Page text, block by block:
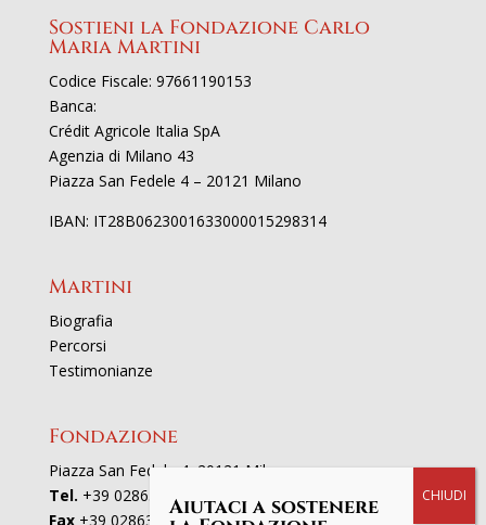
Sostieni la Fondazione Carlo
Maria Martini
Codice Fiscale: 97661190153
Banca:
Crédit Agricole Italia SpA
Agenzia di Milano 43
Piazza San Fedele 4 – 20121 Milano
IBAN: IT28B0623001633000015298314
Martini
Biografia
Percorsi
Testimonianze
Fondazione
Piazza San Fedele 4, 20121 Milano
Tel. +39 02863521
Fax+39 0286352801Aiutaci a sostenere